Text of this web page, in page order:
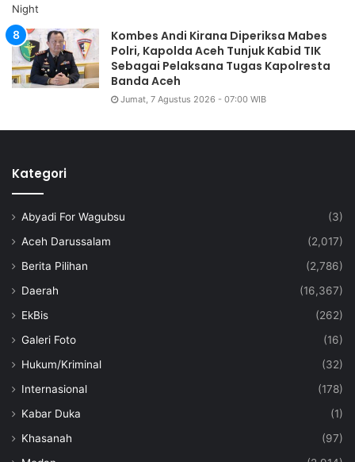
Kombes Andi Kirana Diperiksa Mabes
Polri, Kapolda Aceh Tunjuk Kabid TIK
Sebagai Pelaksana Tugas Kapolresta
Banda Aceh
Jumat, 7 Agustus 2026 - 07:00 WIB
Kategori
Abyadi For Wagubsu
(3)
Aceh Darussalam
(2,017)
Berita Pilihan
(2,786)
Daerah
(16,367)
EkBis
(262)
Galeri Foto
(16)
Hukum/Kriminal
(32)
Internasional
(178)
Kabar Duka
(1)
Khasanah
(97)